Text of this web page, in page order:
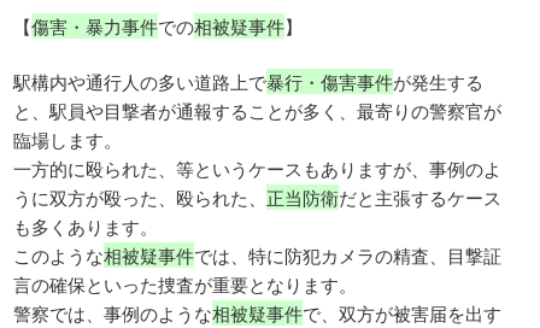
【傷害・暴力事件での相被疑事件】
駅構内や通行人の多い道路上で暴行・傷害事件が発生する
と、駅員や目撃者が通報することが多く、最寄りの警察官が
臨場します。
一方的に殴られた、等というケースもありますが、事例のよ
うに双方が殴った、殴られた、 正当防衛だと主張するケース
も多くあります。
このような相被疑事件では、特に防犯カメラの精査、目撃証
言の確保といった捜査が重要となります。
警察では、事例のような相被疑事件で、双方が被害届を出す